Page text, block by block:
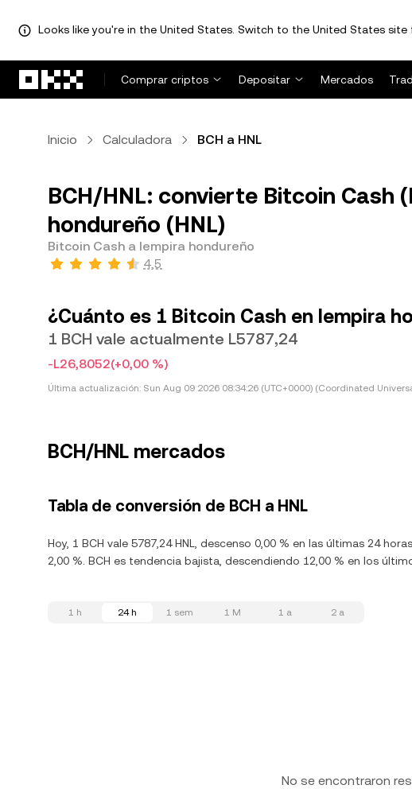
Looks like you're in the United States. Switch to the United States site
Comprar criptos
Depositar Mercados
Inicio Calculadora BCH a HNL
BCH/HNL: convierte Bitcoin Cash
hondureño (HNL)
Bitcoin Cash a lempira hondureño
4,5
¿Cuánto es 1 Bitcoin Cash en lempira
1 BCH vale actualmente L5787,24
-L26,8052(+0,00 %)
Última actualización: Sun Aug 09 2026 08:34:26 (UTC+0000) (Coordinated
BCH/HNL mercados
Tabla de conversión de BCH a HNL
Hoy, 1 BCH vale 5787,24 HNL, descenso 0,00 % en las últimas 24
2,00 %. BCH es tendencia bajista, descendiendo 12,00 % en los
1 h 24 h 1 sem 1 M 1 a 2 a
No se encontraron